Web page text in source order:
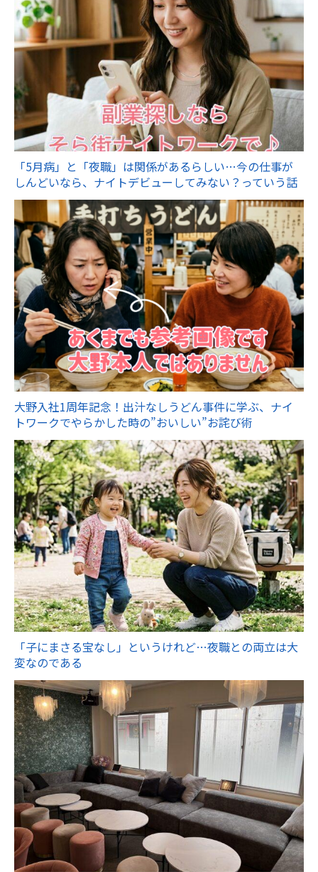
「5月病」と「夜職」は関係があるらしい…今の仕事が
しんどいなら、ナイトデビューしてみない？っていう話
大野入社1周年記念！出汁なしうどん事件に学ぶ、ナイ
トワークでやらかした時の”おいしい”お詫び術
「子にまさる宝なし」というけれど…夜職との両立は大
変なのである